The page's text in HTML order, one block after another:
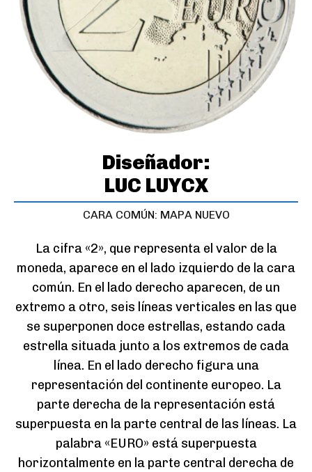
Diseñador:
LUC LUYCX
CARA COMÚN: MAPA NUEVO
La cifra «2», que representa el valor de la
moneda, aparece en el lado izquierdo de la cara
común. En el lado derecho aparecen, de un
extremo a otro, seis líneas verticales en las que
se superponen doce estrellas, estando cada
estrella situada junto a los extremos de cada
línea. En el lado derecho figura una
representación del continente europeo. La
parte derecha de la representación está
superpuesta en la parte central de las líneas. La
palabra «EURO» está superpuesta
horizontalmente en la parte central derecha de